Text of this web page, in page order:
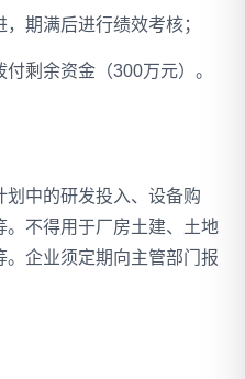
期满后进行绩效考核；
剩余资金（300万元）。
划中的研发投入、设备购
。不得用于厂房土建、土地
企业须定期向主管部门报